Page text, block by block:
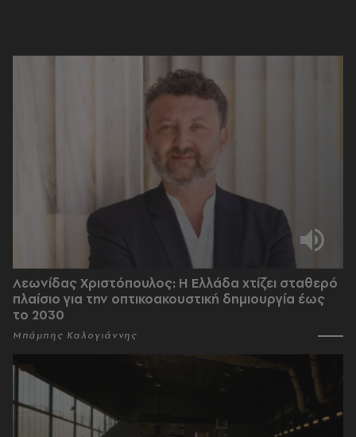
Λεωνίδας Χριστόπουλος: Η Ελλάδα χτίζει σταθερό
πλαίσιο για την οπτικοακουστική δημιουργία έως
το 2030
Μπάμπης Καλογιάννης